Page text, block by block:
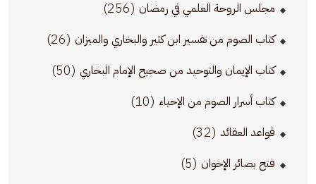
مجلس الروحة العلمي في رمضان (256)
كتاب الصوم من تفسير ابن كثير والبخاري والميزان (26)
كتاب الإيمان والتوحيد من صحيح الإمام البخاري (50)
كتاب أسرار الصوم من الإحياء (10)
قواعد العقائد (32)
فتح بصائر الإخوان (5)